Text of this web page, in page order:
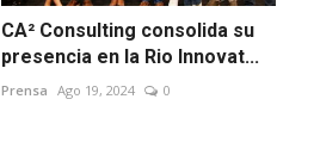
CA² Consulting consolida su
presencia en la Rio Innovat...
Prensa Ago 19, 2024 0